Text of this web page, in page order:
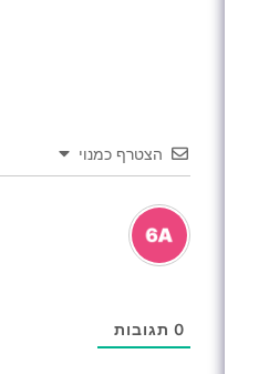
הצטרף כמנוי
0 תגובות